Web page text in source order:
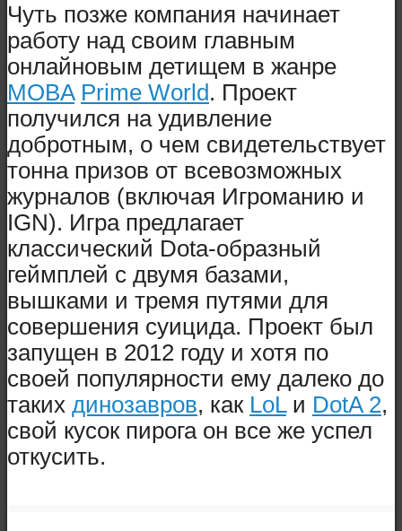
Чуть позже компания начинает
работу над своим главным
онлайновым детищем в жанре
MOBA Prime World. Проект
получился на удивление
добротным, о чем свидетельствует
тонна призов от всевозможных
журналов (включая Игроманию и
IGN). Игра предлагает
классический Dota-образный
геймплей с двумя базами,
вышками и тремя путями для
совершения суицида. Проект был
запущен в 2012 году и хотя по
своей популярности ему далеко до
таких динозавров, как LoLи DotA 2,
свой кусок пирога он все же успел
откусить.